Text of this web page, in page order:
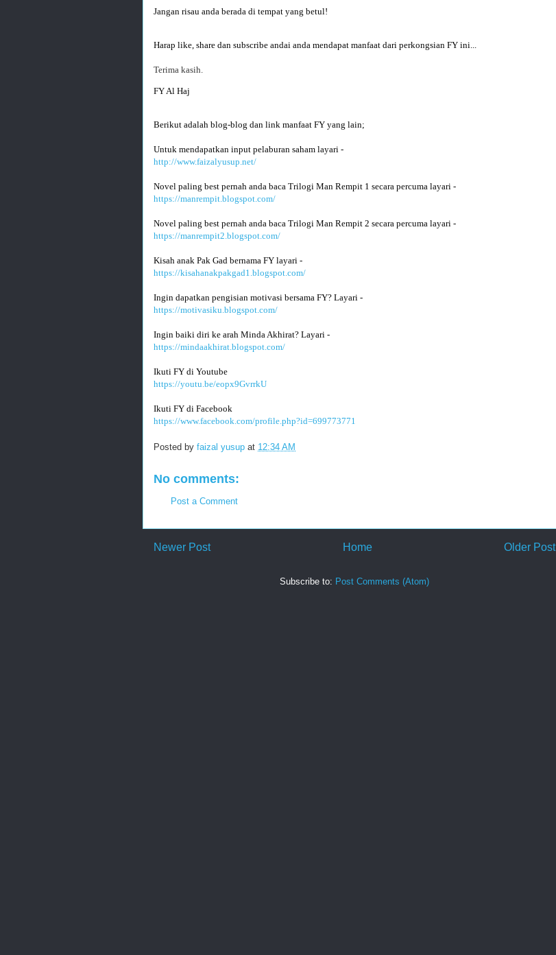
Jangan risau anda berada di tempat yang betul!
Harap like, share dan subscribe andai anda mendapat manfaat dari perkongsian FY ini...
Terima kasih.
FY Al Haj
Berikut adalah blog-blog dan link manfaat FY yang lain;
Untuk mendapatkan input pelaburan saham layari -
http://www.faizalyusup.net/
Novel paling best pernah anda baca Trilogi Man Rempit 1 secara percuma layari -
https://manrempit.blogspot.com/
Novel paling best pernah anda baca Trilogi Man Rempit 2 secara percuma layari -
https://manrempit2.blogspot.com/
Kisah anak Pak Gad bernama FY layari -
https://kisahanakpakgad1.blogspot.com/
Ingin dapatkan pengisian motivasi bersama FY? Layari -
https://motivasiku.blogspot.com/
Ingin baiki diri ke arah Minda Akhirat? Layari -
https://mindaakhirat.blogspot.com/
Ikuti FY di Youtube
https://youtu.be/eopx9GvrrkU
Ikuti FY di Facebook
https://www.facebook.com/profile.php?id=699773771
Posted by faizal yusup at 12:34 AM
No comments:
Post a Comment
Newer Post Older Post
Home
Subscribe to: Post Comments (Atom)